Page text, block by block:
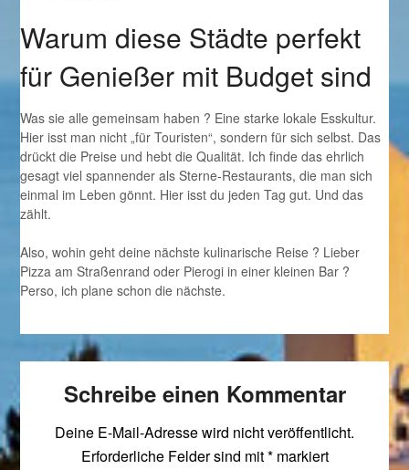
Warum diese Städte perfekt
für Genießer mit Budget sind
Was sie alle gemeinsam haben ? Eine starke lokale Esskultur.
Hier isst man nicht „für Touristen“, sondern für sich selbst. Das
drückt die Preise und hebt die Qualität. Ich finde das ehrlich
gesagt viel spannender als Sterne-Restaurants, die man sich
einmal im Leben gönnt. Hier isst du jeden Tag gut. Und das
zählt.
Also, wohin geht deine nächste kulinarische Reise ? Lieber
Pizza am Straßenrand oder Pierogi in einer kleinen Bar ?
Perso, ich plane schon die nächste.
Schreibe einen Kommentar
Deine E-Mail-Adresse wird nicht veröffentlicht.
Erforderliche Felder sind mit*markiert